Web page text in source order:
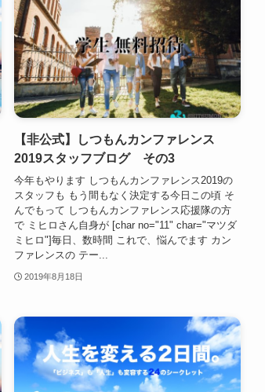
【非公式】しつもんカンファレンス
2019スタッフブログ その3
今年もやります しつもんカンファレンス2019の
スタッフも もう間もなく決定する今日この頃 そ
んでもって しつもんカンファレンス応援隊の方
で ミヒロさん自身が [char no="11" char="マツダ
ミヒロ"]毎日、数時間 これで、悩んでます カン
ファレンスの テー...
2019年8月18日